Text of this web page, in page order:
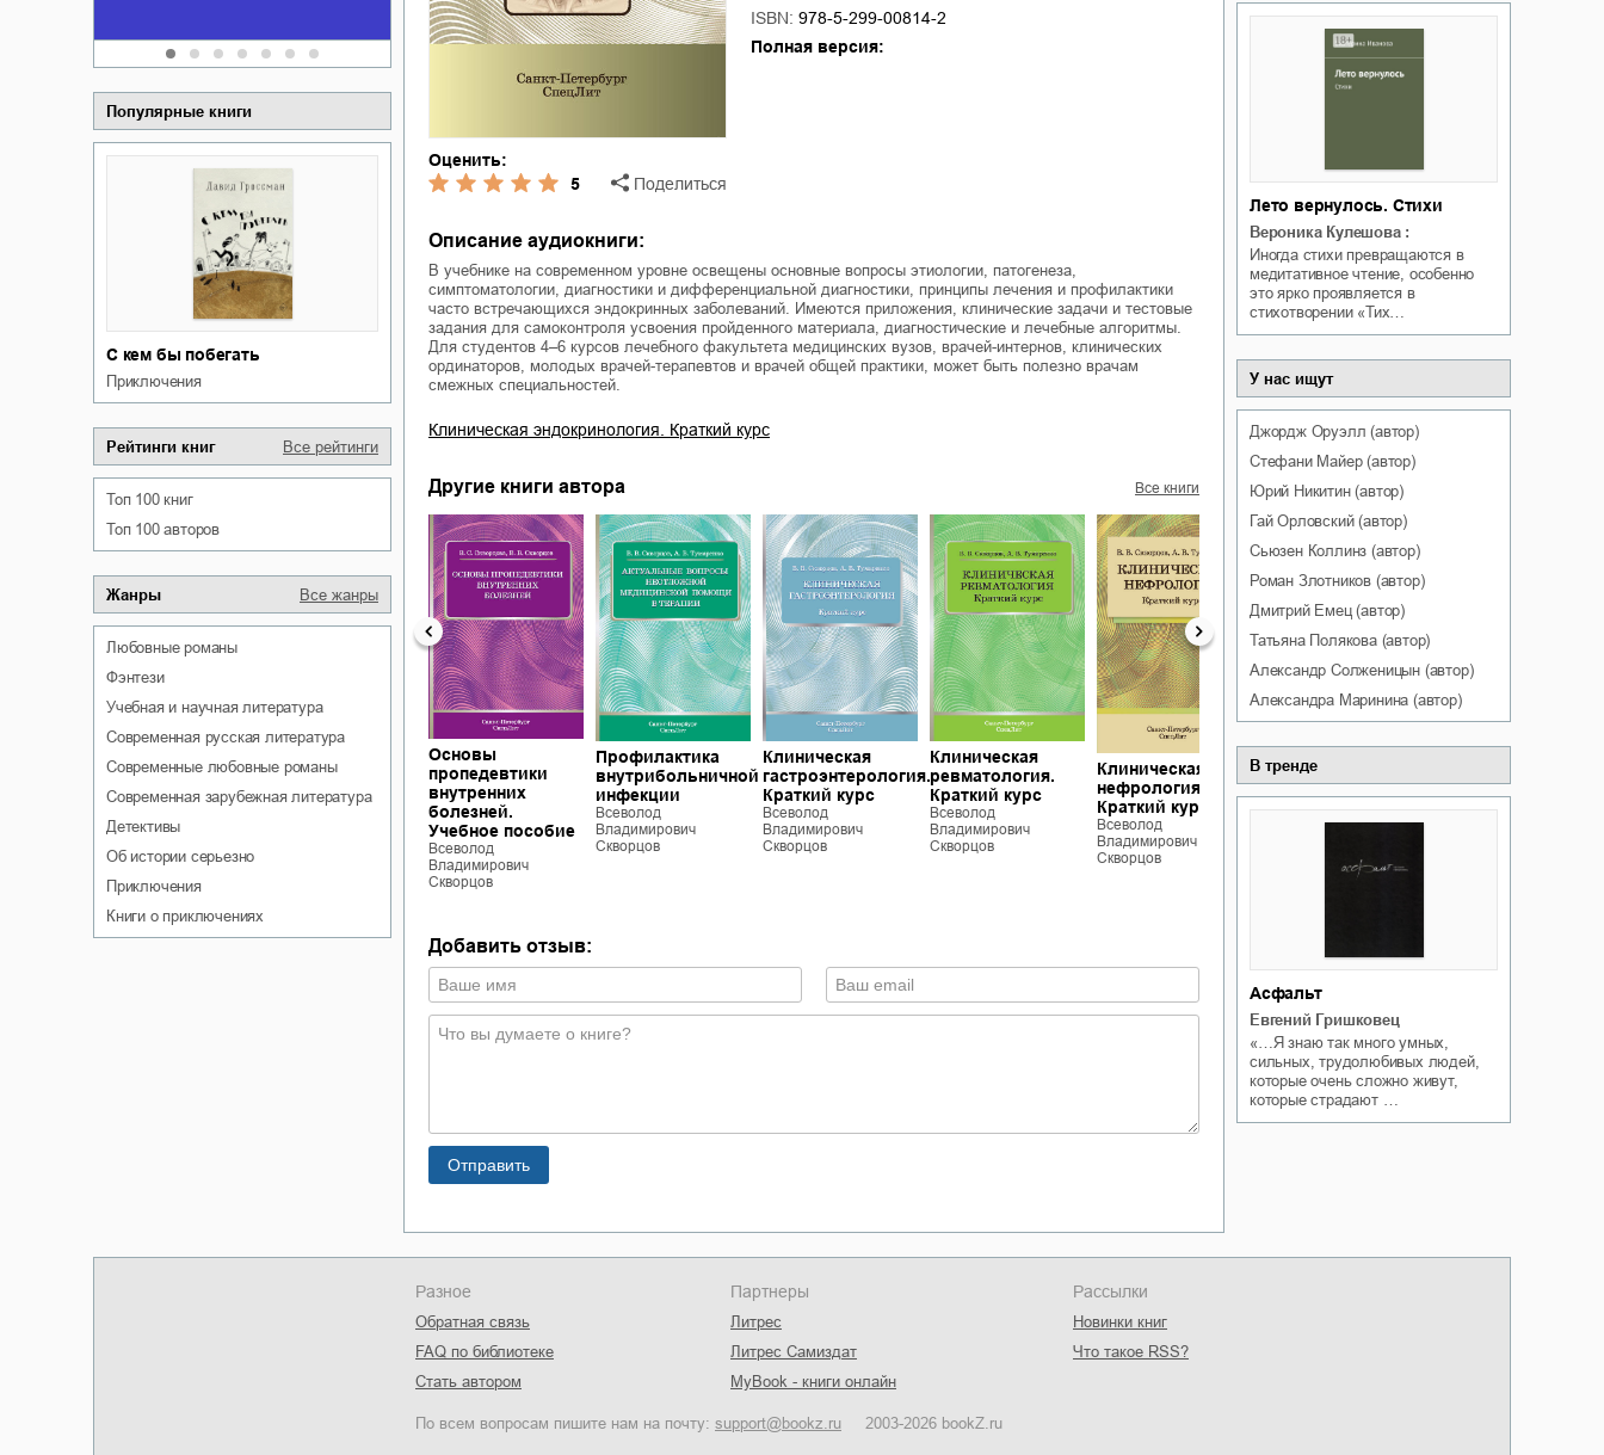
Популярные книги
С кем бы побегать
приключения
Рейтинги книг Все рейтинги
Топ 100 книг
Топ 100 авторов
Жанры Все жанры
любовные романы
фэнтези
учебная и научная литература
современная русская литература
современные любовные романы
современная зарубежная литература
детективы
об истории серьезно
приключения
книги о приключениях
Оценить:
5
Поделиться
ISBN: 978-5-299-00814-2
Полная версия:
Описание аудиокниги:
В учебнике на современном уровне освещены основные вопросы этиологии, патогенеза,
симптоматологии, диагностики и дифференциальной диагностики, принципы лечения и профилактики
часто встречающихся эндокринных заболеваний. Имеются приложения, клинические задачи и тестовые
задания для самоконтроля усвоения пройденного материала, диагностические и лечебные алгоритмы.
Для студентов 4–6 курсов лечебного факультета медицинских вузов, врачей-интернов, клинических
ординаторов, молодых врачей-терапевтов и врачей общей практики, может быть полезно врачам
смежных специальностей.
Клиническая эндокринология. Краткий курс
Другие книги автора Все книги
Медицинская
профилактика
Всеволод
Владимирович
Скворцов
вопросы
неотложной
Основы
пропедевтики
внутренних
болезней.
Учебное пособие
Всеволод
Владимирович
Скворцов
Профилактика
внутрибольничной
инфекции
Всеволод
Владимирович
Скворцов
Клиническая
гастроэнтерология.
Краткий курс
Всеволод
Владимирович
Скворцов
Клиническая
ревматология.
Краткий курс
Всеволод
Владимирович
Скворцов
Клиническая
нефрология.
Краткий курс
Всеволод
Владимирович
Скворцов
Внутренние
болезни. Со
всеми
Всеволод
Владимирович
Добавить отзыв:
Лето вернулось. Стихи
Вероника Кулешова :
Иногда стихи превращаются в
медитативное чтение, особенно
это ярко проявляется в
стихотворении «Тих…
У нас ищут
Джордж Оруэлл (автор)
Стефани Майер(автор)
Юрий Никитин(автор)
Гай Орловский(автор)
Сьюзен Коллинз (автор)
Роман Злотников (автор)
Дмитрий Емец(автор)
Татьяна Полякова(автор)
Александр Солженицын (автор)
Александра Маринина (автор)
В тренде
Асфальт
Евгений Гришковец
«…Я знаю так много умных,
сильных, трудолюбивых людей,
которые очень сложно живут,
которые страдают …
Разное
Обратная связь
FAQ по библиотеке
Стать автором
Партнеры
Литрес
Литрес Самиздат
MyBook - книги онлайн
Рассылки
Новинки книг
Что такое RSS?
По всем вопросам пишите нам на почту: support@bookz.ru 2003-2026 bookZ.ru